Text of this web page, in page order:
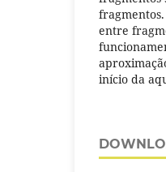
entre
início da